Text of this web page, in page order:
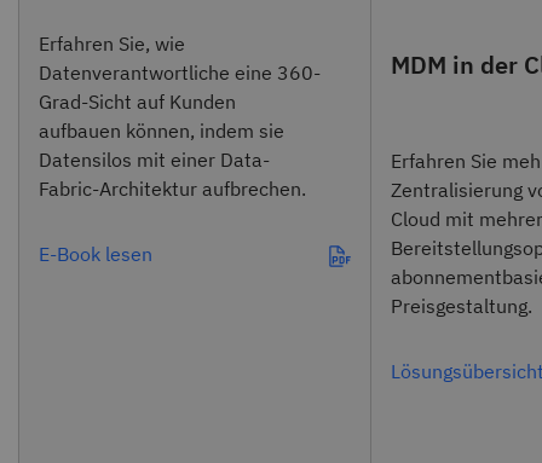
Erfahren Sie, wie
Datenverantwortliche eine 360-
Grad-Sicht auf Kunden
aufbauen können, indem sie
Datensilos mit einer Data-
Fabric-Architektur aufbrechen.
E-Book lesen
MDM in der
Erfahren Sie
Zentralisierung
Cloud mit
Preisgestaltung.